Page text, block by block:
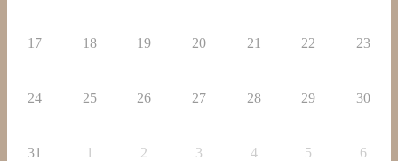
17 18 19 20 21 22 23
24 25 26 27 28 29 30
31 1 2 3 4 5 6